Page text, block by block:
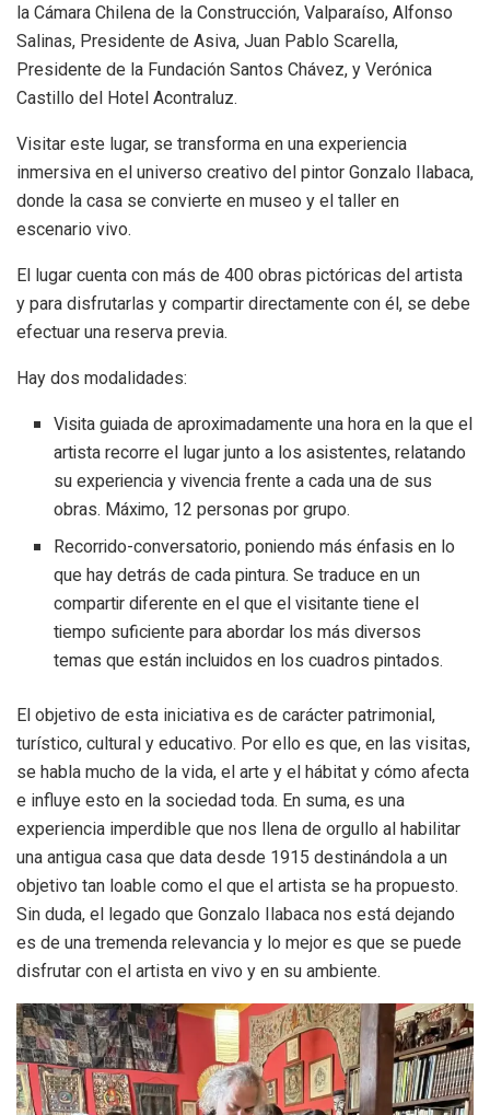
la Cámara Chilena de la Construcción, Valparaíso, Alfonso
Salinas, Presidente de Asiva, Juan Pablo Scarella,
Presidente de la Fundación Santos Chávez, y Verónica
Castillo del Hotel Acontraluz.
Visitar este lugar, se transforma en una experiencia
inmersiva en el universo creativo del pintor Gonzalo Ilabaca,
donde la casa se convierte en museo y el taller en
escenario vivo.
El lugar cuenta con más de 400 obras pictóricas del artista
y para disfrutarlas y compartir directamente con él, se debe
efectuar una reserva previa.
Hay dos modalidades:
Visita guiada de aproximadamente una hora en la que el
artista recorre el lugar junto a los asistentes, relatando
su experiencia y vivencia frente a cada una de sus
obras. Máximo, 12 personas por grupo.
Recorrido-conversatorio, poniendo más énfasis en lo
que hay detrás de cada pintura. Se traduce en un
compartir diferente en el que el visitante tiene el
tiempo suficiente para abordar los más diversos
temas que están incluidos en los cuadros pintados.
El objetivo de esta iniciativa es de carácter patrimonial,
turístico, cultural y educativo. Por ello es que, en las visitas,
se habla mucho de la vida, el arte y el hábitat y cómo afecta
e influye esto en la sociedad toda. En suma, es una
experiencia imperdible que nos llena de orgullo al habilitar
una antigua casa que data desde 1915 destinándola a un
objetivo tan loable como el que el artista se ha propuesto.
Sin duda, el legado que Gonzalo Ilabaca nos está dejando
es de una tremenda relevancia y lo mejor es que se puede
disfrutar con el artista en vivo y en su ambiente.